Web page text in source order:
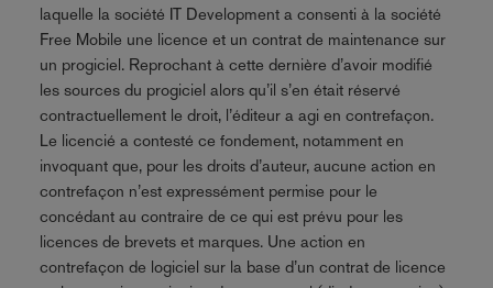
laquelle la société IT Development a consenti à la société
Free Mobile une licence et un contrat de maintenance sur
un progiciel. Reprochant à cette dernière d’avoir modifié
les sources du progiciel alors qu’il s’en était réservé
contractuellement le droit, l’éditeur a agi en contrefaçon.
Le licencié a contesté ce fondement, notamment en
invoquant que, pour les droits d’auteur, aucune action en
contrefaçon n’est expressément permise pour le
concédant au contraire de ce qui est prévu pour les
licences de brevets et marques. Une action en
contrefaçon de logiciel sur la base d’un contrat de licence